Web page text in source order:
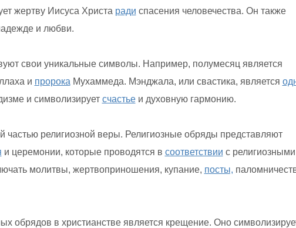
жертву Иисуса Христа ради спасения человечества. Он также
и любви.
свои уникальные символы. Например, полумесяц является
и пророка Мухаммеда. Мэнджала, или свастика, является
и символизирует счастьеи духовную гармонию.
религиозной веры. Религиозные обряды представляют
и церемонии, которые проводятся в соответствии с религиозными
молитвы, жертвоприношения, купание, посты,
обрядов в христианстве является крещение. Оно